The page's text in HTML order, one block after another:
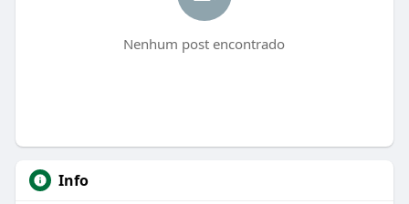
Nenhum post encontrado
Info